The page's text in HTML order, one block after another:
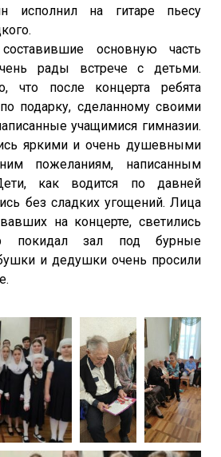
исполнил на гитаре пьесу
основную часть
рады встрече с детьми.
что после концерта ребята
подарку, сделанному своими
учащимися гимназии.
яркими и очень душевными
пожеланиям, написанным
как водится по давней
без сладких угощений. Лица
на концерте, светились
покидал зал под бурные
и дедушки очень просили